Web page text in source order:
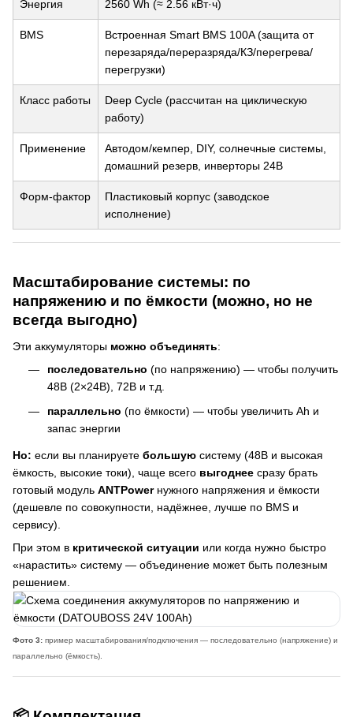
Энергия 2560 Wh (≈ 2.56 кВт·ч)
BMS
Встроенная Smart BMS 100A (защита от
перезаряда/переразряда/КЗ/перегрева/
перегрузки)
Класс работы
Deep Cycle (рассчитан на циклическую
работу)
Применение
Автодом/кемпер, DIY, солнечные системы,
домашний резерв, инверторы 24В
Форм-фактор
Пластиковый корпус (заводское
исполнение)
Масштабирование системы: по
напряжению и по ёмкости (можно, но не
всегда выгодно)
Эти аккумуляторы можно объединять:
последовательно (по напряжению) — чтобы получить
48В (2×24В), 72В и т.д.
параллельно (по ёмкости) — чтобы увеличить Ah и
запас энергии
Но: если вы планируете большую систему (48В и высокая
ёмкость, высокие токи), чаще всего выгоднее сразу брать
готовый модуль ANTPowerнужного напряжения и ёмкости
(дешевле по совокупности, надёжнее, лучше по BMS и
сервису).
При этом в критической ситуации или когда нужно быстро
«нарастить» систему — объединение может быть полезным
решением.
Фото 3: пример масштабирования/подключения — последовательно (напряжение) и
параллельно (ёмкость).